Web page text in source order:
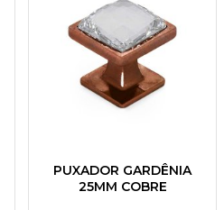
PUXADOR GARDÊNIA
25MM COBRE